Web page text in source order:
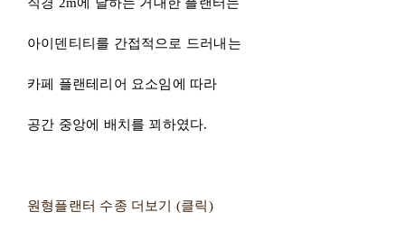
격자 철망을 덧대어 덩굴식물 존을 형성함에 따라